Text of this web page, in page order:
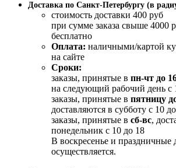
Доставка по Санкт-Петербургу (в
стоимость доставки 400 руб
при сумме заказа свыше 4000
бесплатно
Оплата: наличными/картой
на сайте
Сроки:
заказы, принятые в пн-чт до
на следующий рабочий день с
заказы, принятые в пятницу
доставляются в субботу с 10
заказы, принятые в сб-вс,
понедельник с 10 до 18
В воскресенье и праздничные
осуществляется.